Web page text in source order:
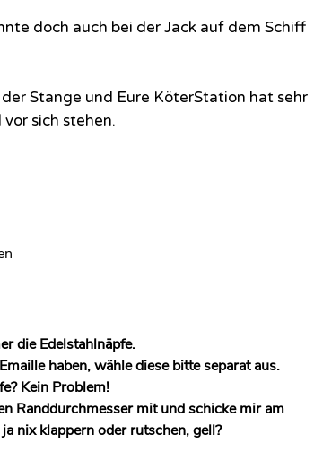
doch auch bei der Jack auf dem Schiff
Stange und Eure KöterStation hat sehr
sich stehen.
die Edelstahlnäpfe.
haben, wähle diese bitte separat aus.
Kein Problem!
Randdurchmesser mit und schicke mir am
nix klappern oder rutschen, gell?